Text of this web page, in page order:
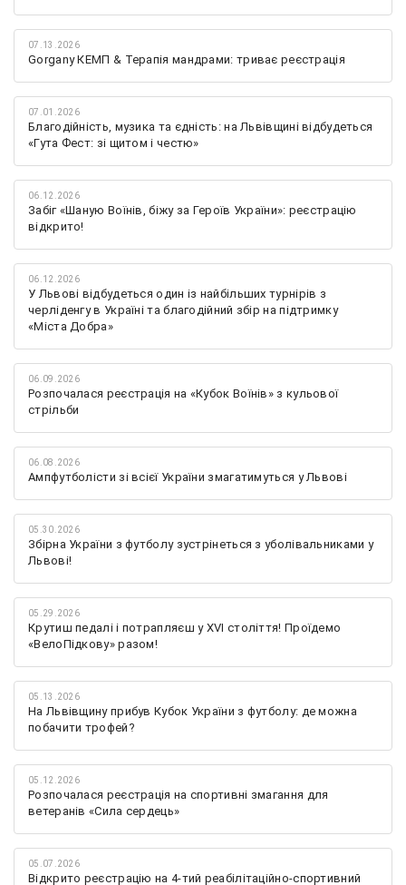
07.13.2026
Gorgany КЕМП & Терапія мандрами: триває реєстрація
07.01.2026
Благодійність, музика та єдність: на Львівщині відбудеться
«Гута Фест: зі щитом і честю»
06.12.2026
Забіг «Шаную Воїнів, біжу за Героїв України»: реєстрацію
відкрито!
06.12.2026
У Львові відбудеться один із найбільших турнірів з
черліденгу в Україні та благодійний збір на підтримку
«Міста Добра»
06.09.2026
Розпочалася реєстрація на «Кубок Воїнів» з кульової
стрільби
06.08.2026
Ампфутболісти зі всієї України змагатимуться у Львові
05.30.2026
Збірна України з футболу зустрінеться з уболівальниками у
Львові!
05.29.2026
Крутиш педалі і потрапляєш у XVI століття! Проїдемо
«ВелоПідкову» разом!
05.13.2026
На Львівщину прибув Кубок України з футболу: де можна
побачити трофей?
05.12.2026
Розпочалася реєстрація на спортивні змагання для
ветеранів «Сила сердець»
05.07.2026
Відкрито реєстрацію на 4-тий реабілітаційно-спортивний